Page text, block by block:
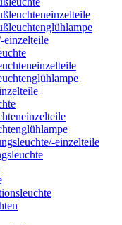
einzelteile
einzelteile